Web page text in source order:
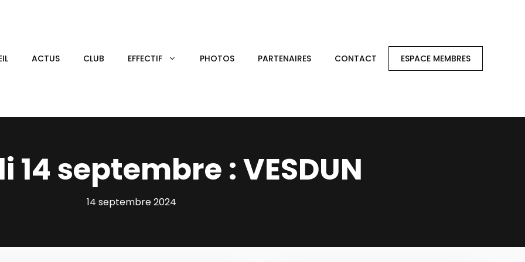
ACTUS CLUB EFFECTIF PHOTOS PARTENAIRES CONTACT ESPACE MEMBRES
14 septembre : VESDUN
14 septembre 2024